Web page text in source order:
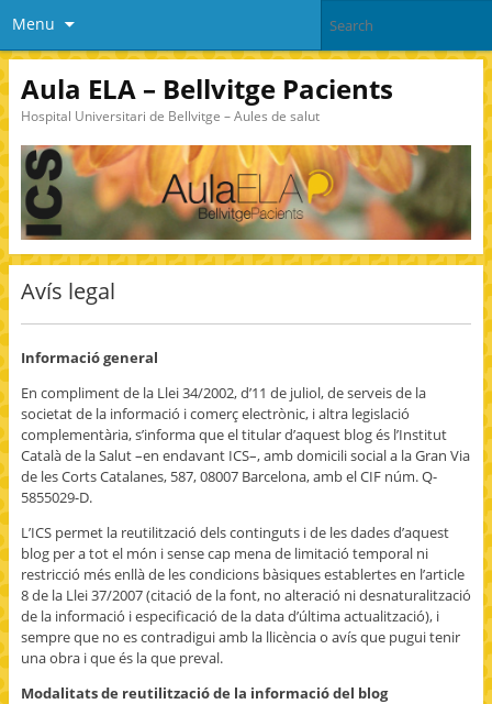
Menu
Aula ELA – Bellvitge Pacients
Hospital Universitari de Bellvitge – Aules de salut
Avís legal
Informació general
En compliment de la Llei 34/2002, d’11 de juliol, de serveis de la
societat de la informació i comerç electrònic, i altra legislació
complementària, s’informa que el titular d’aquest blog és l’Institut
Català de la Salut –en endavant ICS–, amb domicili social a la Gran Via
de les Corts Catalanes, 587, 08007 Barcelona, amb el CIF núm. Q-
5855029-D.
L’ICS permet la reutilització dels continguts i de les dades d’aquest
blog per a tot el món i sense cap mena de limitació temporal ni
restricció més enllà de les condicions bàsiques establertes en l’article
8 de la Llei 37/2007 (citació de la font, no alteració ni desnaturalització
de la informació i especificació de la data d’última actualització), i
sempre que no es contradigui amb la llicència o avís que pugui tenir
una obra i que és la que preval.
Modalitats de reutilització de la informació del blog